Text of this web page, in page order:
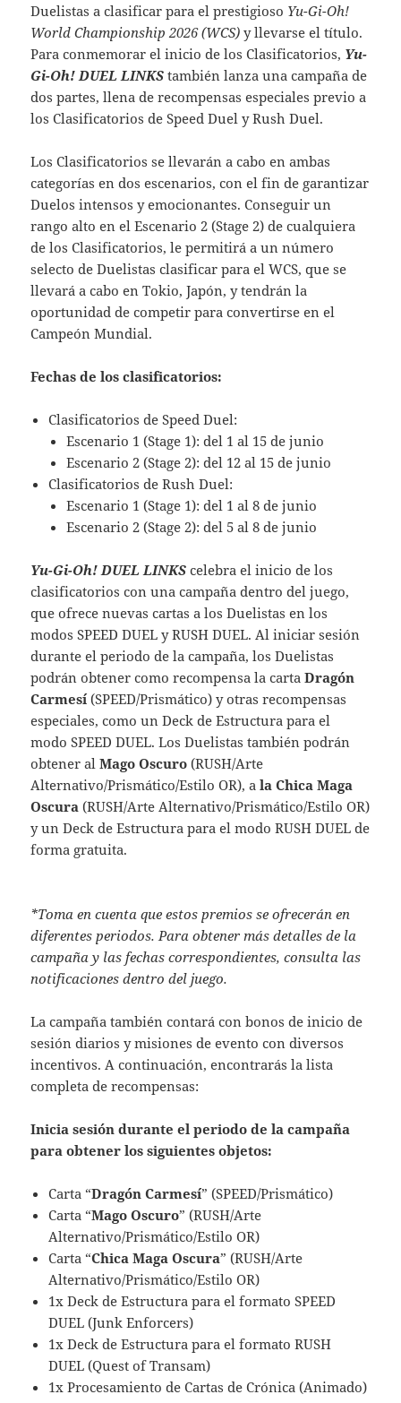
Duelistas a clasificar para el prestigioso Yu-Gi-Oh!
World Championship 2026 (WCS) y llevarse el título.
Para conmemorar el inicio de los Clasificatorios, Yu-
Gi-Oh! DUEL LINKS también lanza una campaña de
dos partes, llena de recompensas especiales previo a
los Clasificatorios de Speed Duel y Rush Duel.
Los Clasificatorios se llevarán a cabo en ambas
categorías en dos escenarios, con el fin de garantizar
Duelos intensos y emocionantes. Conseguir un
rango alto en el Escenario 2 (Stage 2) de cualquiera
de los Clasificatorios, le permitirá a un número
selecto de Duelistas clasificar para el WCS, que se
llevará a cabo en Tokio, Japón, y tendrán la
oportunidad de competir para convertirse en el
Campeón Mundial.
Fechas de los clasificatorios:
Clasificatorios de Speed Duel:
Escenario 1 (Stage 1): del 1 al 15 de junio
Escenario 2 (Stage 2): del 12 al 15 de junio
Clasificatorios de Rush Duel:
Escenario 1 (Stage 1): del 1 al 8 de junio
Escenario 2 (Stage 2): del 5 al 8 de junio
Yu-Gi-Oh! DUEL LINKS celebra el inicio de los
clasificatorios con una campaña dentro del juego,
que ofrece nuevas cartas a los Duelistas en los
modos SPEED DUEL y RUSH DUEL. Al iniciar sesión
durante el periodo de la campaña, los Duelistas
podrán obtener como recompensa la cartaDragón
Carmesí (SPEED/Prismático) y otras recompensas
especiales, como un Deck de Estructura para el
modo SPEED DUEL. Los Duelistas también podrán
obtener alMago Oscuro (RUSH/Arte
Alternativo/Prismático/Estilo OR), ala Chica Maga
Oscura (RUSH/Arte Alternativo/Prismático/Estilo OR)
y un Deck de Estructura para el modo RUSH DUEL de
forma gratuita.
*Toma en cuenta que estos premios se ofrecerán en
diferentes periodos. Para obtener más detalles de la
campaña y las fechas correspondientes, consulta las
notificaciones dentro del juego.
La campaña también contará con bonos de inicio de
sesión diarios y misiones de evento con diversos
incentivos. A continuación, encontrarás la lista
completa de recompensas:
Inicia sesión durante el periodo de la campaña
para obtener los siguientes objetos:
Carta “Dragón Carmesí” (SPEED/Prismático)
Carta “Mago Oscuro” (RUSH/Arte
Alternativo/Prismático/Estilo OR)
Carta “Chica Maga Oscura” (RUSH/Arte
Alternativo/Prismático/Estilo OR)
1x Deck de Estructura para el formato SPEED
DUEL (Junk Enforcers)
1x Deck de Estructura para el formato RUSH
DUEL (Quest of Transam)
1x Procesamiento de Cartas de Crónica (Animado)